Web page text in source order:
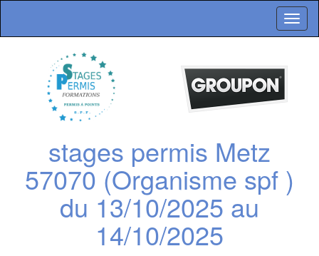
stages permis Metz
57070 (Organisme spf )
du 13/10/2025 au
14/10/2025